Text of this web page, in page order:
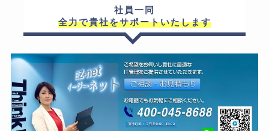
社員一同
全力で貴社をサポートいたします